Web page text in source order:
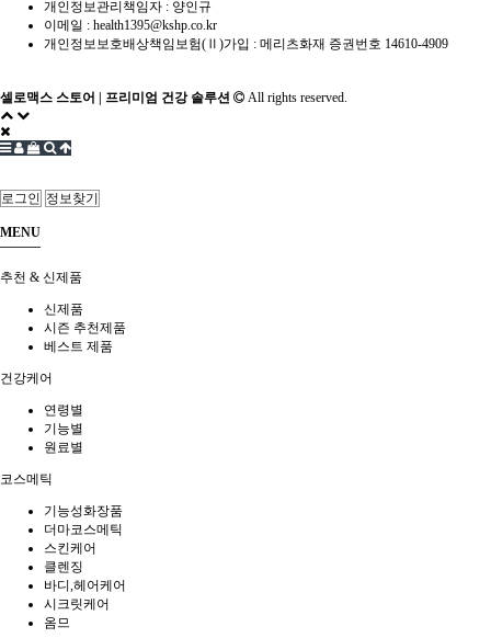
개인정보관리책임자 : 양인규
이메일 : health1395@kshp.co.kr
개인정보보호배상책임보험(Ⅱ)가입 : 메리츠화재 증권번호 14610-4909
셀로맥스 스토어 | 프리미엄 건강 솔루션 All rights reserved.
로그인 정보찾기
MENU
추천 & 신제품
신제품
시즌 추천제품
베스트 제품
건강케어
연령별
기능별
원료별
코스메틱
기능성화장품
더마코스메틱
스킨케어
클렌징
바디,헤어케어
시크릿케어
옴므